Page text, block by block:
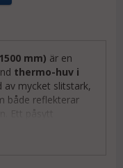
mm) är en
thermo-huv i
av mycket slitstark,
både reflekterar
Ett påsytt